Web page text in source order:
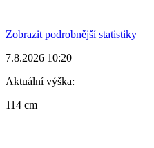
Zobrazit podrobnější statistiky
7.8.2026 10:20
Aktuální výška:
114 cm